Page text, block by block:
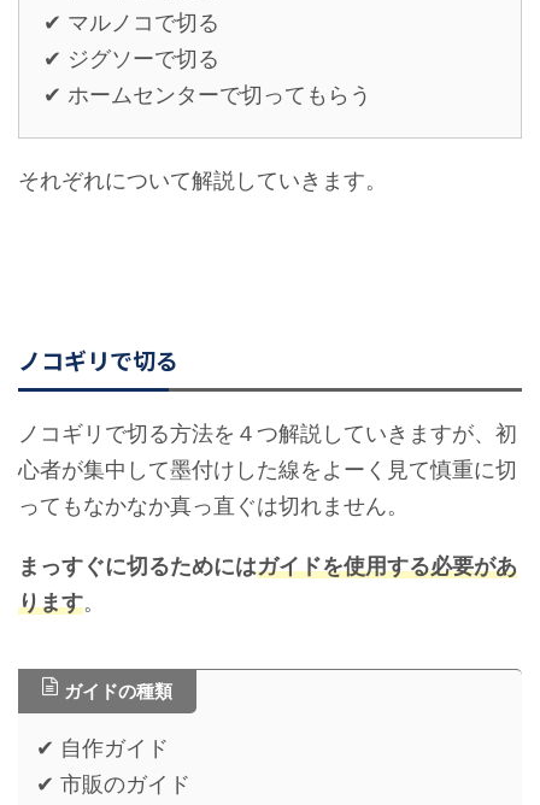
✔ マルノコで切る
✔ ジグソーで切る
✔ ホームセンターで切ってもらう
それぞれについて解説していきます。
ノコギリで切る
ノコギリで切る方法を４つ解説していきますが、初
心者が集中して墨付けした線をよーく見て慎重に切
ってもなかなか真っ直ぐは切れません。
まっすぐに切るためにはガイドを使用する必要があ
ります。
ガイドの種類
✔ 自作ガイド
✔ 市販のガイド